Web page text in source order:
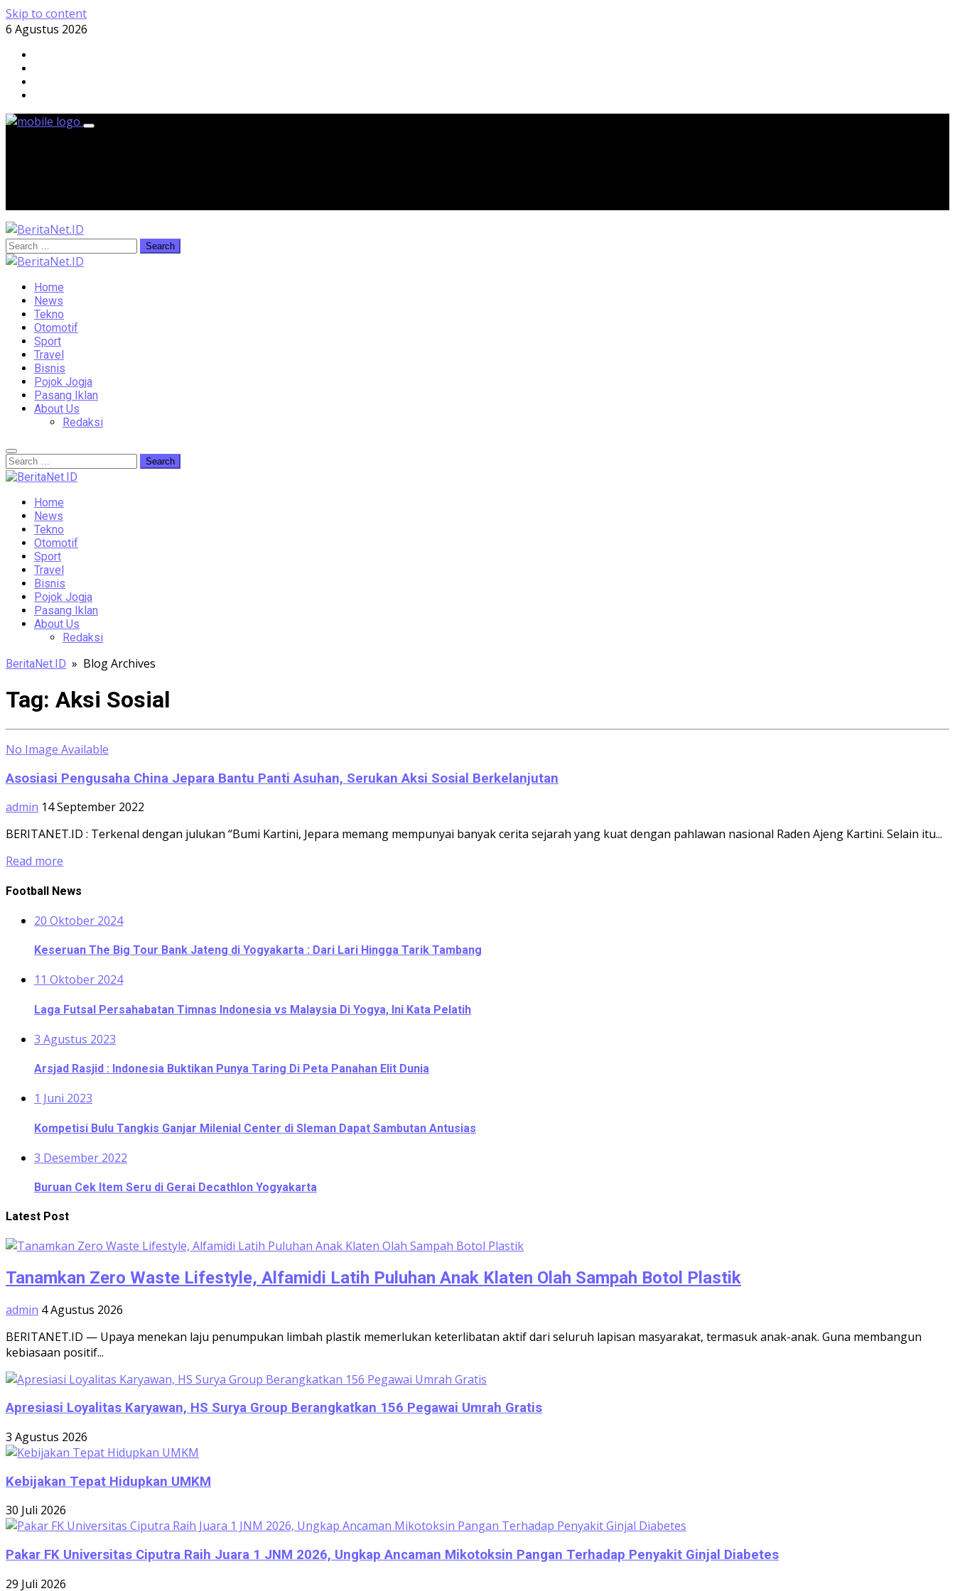
Skip to content
6 Agustus 2026
Home
News
Tekno
Otomotif
Sport
Travel
Bisnis
Pojok Jogja
Pasang Iklan
About Us
Redaksi
Home
News
Tekno
Otomotif
Sport
Travel
Bisnis
Pojok Jogja
Pasang Iklan
About Us
Redaksi
BeritaNet.ID » Blog Archives
Tag: Aksi Sosial
No Image Available
Asosiasi Pengusaha China Jepara Bantu Panti Asuhan, Serukan Aksi Sosial Berkelanjutan
admin 14 September 2022
BERITANET.ID : Terkenal dengan julukan “Bumi Kartini, Jepara memang mempunyai banyak cerita sejarah yang kuat dengan pahlawan nasional Raden Ajeng Kartini. Selain itu...
Read more
Football News
20 Oktober 2024
Keseruan The Big Tour Bank Jateng di Yogyakarta : Dari Lari Hingga Tarik Tambang
11 Oktober 2024
Laga Futsal Persahabatan Timnas Indonesia vs Malaysia Di Yogya, Ini Kata Pelatih
3 Agustus 2023
Arsjad Rasjid : Indonesia Buktikan Punya Taring Di Peta Panahan Elit Dunia
1 Juni 2023
Kompetisi Bulu Tangkis Ganjar Milenial Center di Sleman Dapat Sambutan Antusias
3 Desember 2022
Buruan Cek Item Seru di Gerai Decathlon Yogyakarta
Latest Post
Tanamkan Zero Waste Lifestyle, Alfamidi Latih Puluhan Anak Klaten Olah Sampah Botol Plastik
admin 4 Agustus 2026
BERITANET.ID — Upaya menekan laju penumpukan limbah plastik memerlukan keterlibatan aktif dari seluruh lapisan masyarakat, termasuk anak-anak. Guna membangun
kebiasaan positif...
Apresiasi Loyalitas Karyawan, HS Surya Group Berangkatkan 156 Pegawai Umrah Gratis
3 Agustus 2026
Kebijakan Tepat Hidupkan UMKM
30 Juli 2026
Pakar FK Universitas Ciputra Raih Juara 1 JNM 2026, Ungkap Ancaman Mikotoksin Pangan Terhadap Penyakit Ginjal Diabetes
29 Juli 2026